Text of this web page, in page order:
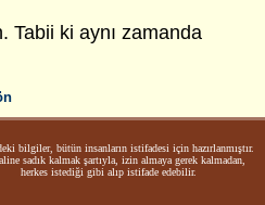
Tabii ki aynı zamanda
bilgiler, bütün insanların istifadesi için hazırlanmıştır.
sadık kalmak şartıyla, izin almaya gerek kalmadan,
herkes istediği gibi alıp istifade edebilir.